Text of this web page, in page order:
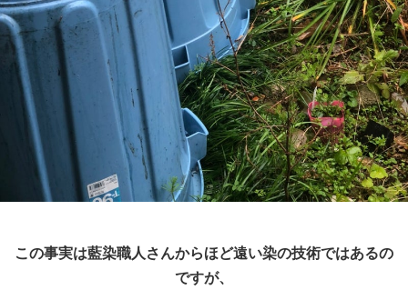
この事実は藍染職人さんからほど遠い染の技術ではあるの
ですが、